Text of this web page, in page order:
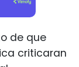
de que
criticaran